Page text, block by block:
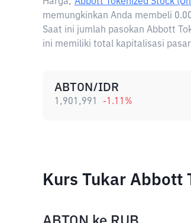
memungkinkan Anda membeli
Saat ini jumlah pasokan Abbott
ini memiliki total kapitalisasi
ABTON/IDR
1,901,991 -1.11 %
Kurs Tukar Abbott